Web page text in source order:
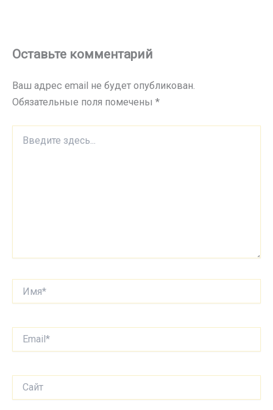
Оставьте комментарий
Ваш адрес email не будет опубликован.
Обязательные поля помечены *
здесь...